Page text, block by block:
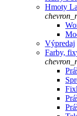
Hmoty
Výpredaj
Farby,